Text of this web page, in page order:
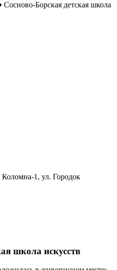
Сосново-Борская детская школа
1, ул. Городок
школа искусств